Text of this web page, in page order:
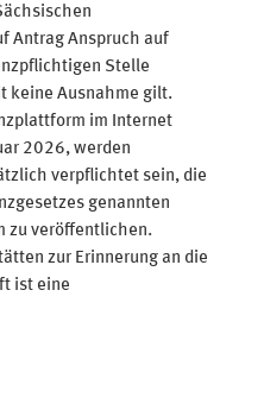
Antrag Anspruch auf
Stelle
keine Ausnahme gilt.
im Internet
2026, werden
verpflichtet sein, die
genannten
zu veröffentlichen.
zur Erinnerung an die
ist eine